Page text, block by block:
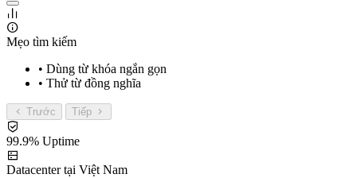
Mẹo tìm kiếm
• Dùng từ khóa ngắn gọn
• Thử từ đồng nghĩa
Trước Tiếp
99.9% Uptime
Datacenter tại Việt Nam